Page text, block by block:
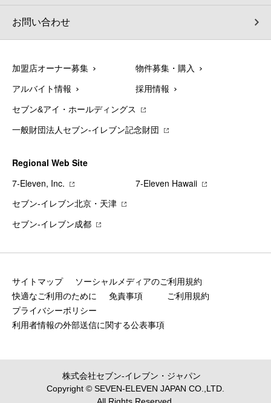
お問い合わせ
加盟店オーナー募集 物件募集・購入
アルバイト情報 採用情報
セブン&アイ・ホールディングス
一般財団法人セブン-イレブン記念財団
Regional Web Site
7‐Eleven, Inc.
7‐Eleven Hawaii
セブン‐イレブン北京・天津
セブン‐イレブン成都
サイトマップ
ソーシャルメディアのご利用規約
快適なご利用のために
免責事項
ご利用規約
プライバシーポリシー
利用者情報の外部送信に関する公表事項
株式会社セブン‐イレブン・ジャパン
Copyright © SEVEN-ELEVEN JAPAN CO.,LTD.